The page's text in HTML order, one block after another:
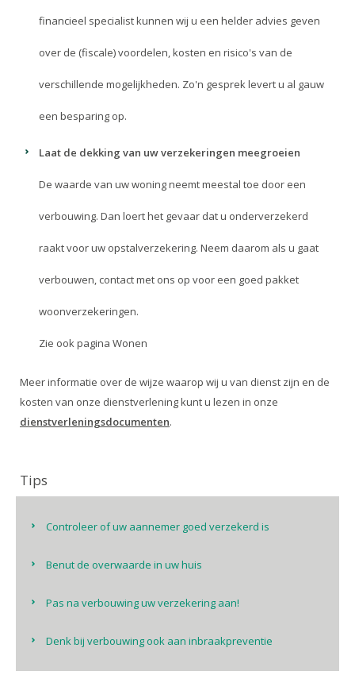
financieel specialist kunnen wij u een helder advies geven
over de (fiscale) voordelen, kosten en risico's van de
verschillende mogelijkheden. Zo'n gesprek levert u al gauw
een besparing op.
Laat de dekking van uw verzekeringen meegroeien
De waarde van uw woning neemt meestal toe door een
verbouwing. Dan loert het gevaar dat u onderverzekerd
raakt voor uw opstalverzekering. Neem daarom als u gaat
verbouwen, contact met ons op voor een goed pakket
woonverzekeringen.
Zie ook paginaWonen
Meer informatie over de wijze waarop wij u van dienst zijn en de
kosten van onze dienstverlening kunt u lezen in onze
dienstverleningsdocumenten.
Tips
Controleer of uw aannemer goed verzekerd is
Benut de overwaarde in uw huis
Pas na verbouwing uw verzekering aan!
Denk bij verbouwing ook aan inbraakpreventie